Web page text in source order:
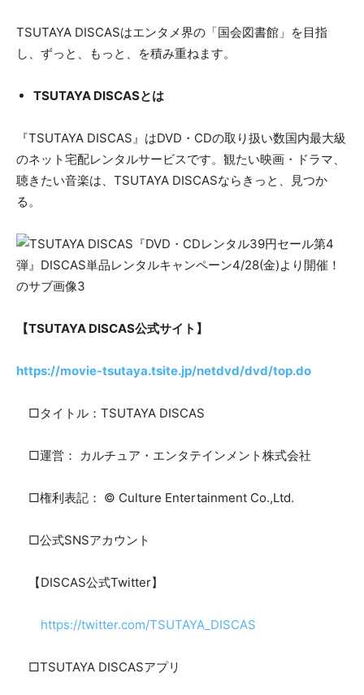
TSUTAYA DISCASはエンタメ界の「国会図書館」を目指
し、ずっと、もっと、を積み重ねます。
TSUTAYA DISCASとは
『TSUTAYA DISCAS』はDVD・CDの取り扱い数国内最大級
のネット宅配レンタルサービスです。観たい映画・ドラマ、
聴きたい音楽は、TSUTAYA DISCASならきっと、見つか
る。
【TSUTAYA DISCAS公式サイト】
https://movie-tsutaya.tsite.jp/netdvd/dvd/top.do
□タイトル：TSUTAYA DISCAS
□運営： カルチュア・エンタテインメント株式会社
□権利表記： © Culture Entertainment Co.,Ltd.
□公式SNSアカウント
【DISCAS公式Twitter】
https://twitter.com/TSUTAYA_DISCAS
□TSUTAYA DISCASアプリ